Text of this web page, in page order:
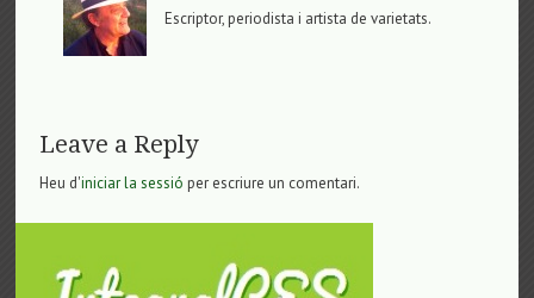
Escriptor, periodista i artista de varietats.
Leave a Reply
Heu d'iniciar la sessió per escriure un comentari.